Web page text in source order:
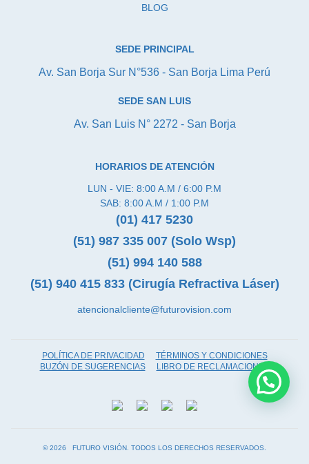
BLOG
SEDE PRINCIPAL
Av. San Borja Sur N°536 - San Borja Lima Perú
SEDE SAN LUIS
Av. San Luis N° 2272 - San Borja
HORARIOS DE ATENCIÓN
LUN - VIE: 8:00 A.M / 6:00 P.M
SAB: 8:00 A.M / 1:00 P.M
(01) 417 5230
(51) 987 335 007 (Solo Wsp)
(51) 994 140 588
(51) 940 415 833 (Cirugía Refractiva Láser)
atencionalcliente@futurovision.com
POLÍTICA DE PRIVACIDAD
TÉRMINOS Y CONDICIONES
BUZÓN DE SUGERENCIAS
LIBRO DE RECLAMACIONES
© FUTURO VISIÓN. TODOS LOS DERECHOS RESERVADOS.